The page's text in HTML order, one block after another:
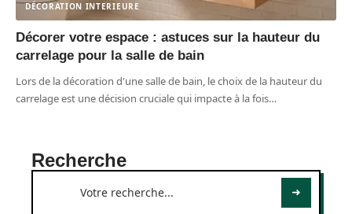
DÉCORATION INTERIEURE
Décorer votre espace : astuces sur la hauteur du
carrelage pour la salle de bain
Lors de la décoration d'une salle de bain, le choix de la hauteur du
carrelage est une décision cruciale qui impacte à la fois…
Recherche